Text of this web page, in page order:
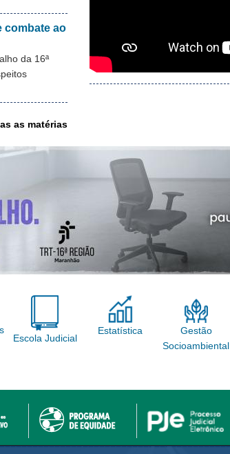
combate ao
da 16ª
as matérias
Escola Judicial
Estatística
Gestão
Socioambiental